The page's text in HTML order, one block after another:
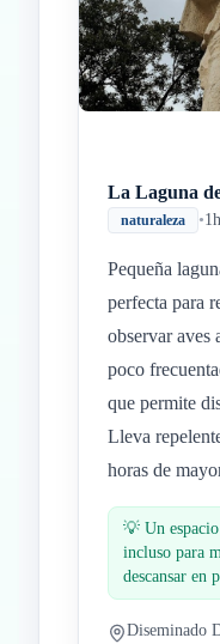
La Laguna
naturaleza •1h
Pequeña
perfecta para
observar aves
poco
que permite
Lleva
horas de
💡 Un
incluso para
descansar en
Diseminado